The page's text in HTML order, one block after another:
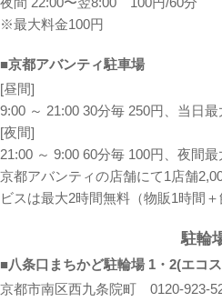
※最大料金100円
■京都アバンティ駐車場
[昼間]
9:00 ～ 21:00 30分毎 250円、当日最
[夜間]
21:00 ～ 9:00 60分毎 100円、夜間最
京都アバンティの店舗にて1店舗
ビスは最大2時間無料（物販1時間＋
駐輪
■八条口まちかど駐輪場 1・2(エコ
京都市南区西九条院町 0120-923-